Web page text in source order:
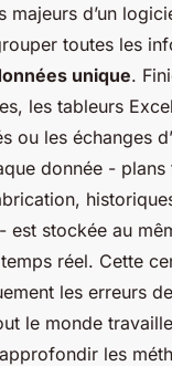
majeurs d’un
toutes les
unique.
les tableurs Excel
ou les échanges
donnée - plans
est stockée au
réel. Cette
les erreurs
le monde
les